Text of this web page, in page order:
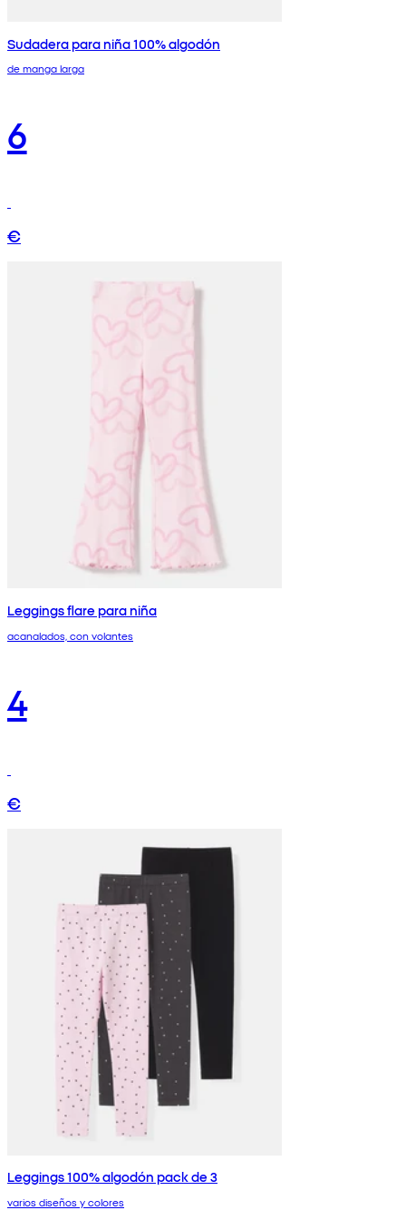
Sudadera para niña 100% algodón
de manga larga
6
€
Leggings flare para niña
acanalados, con volantes
4
€
Leggings 100% algodón pack de 3
varios diseños y colores